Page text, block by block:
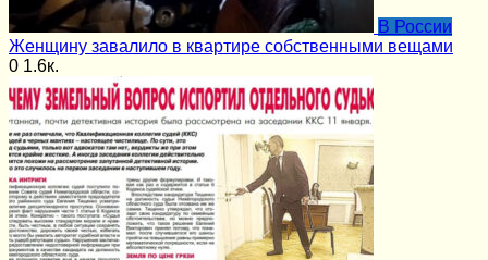
В России
Женщину завалило в квартире собственными вещами
0 1.6к.